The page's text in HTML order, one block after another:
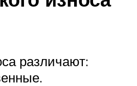
различают: